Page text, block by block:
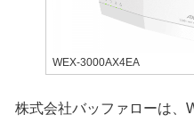
WEX-3000AX4EA
株式会社バッファローは、